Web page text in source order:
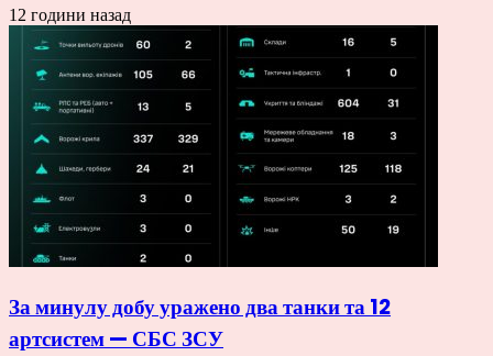
12 години назад
За минулу добу уражено два танки та 12
артсистем — СБС ЗСУ